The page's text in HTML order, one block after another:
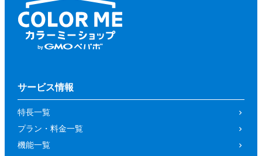
サービス情報
特長一覧
プラン・料金一覧
機能一覧